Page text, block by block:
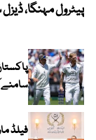
پیٹرول مہنگا،
سامنے
فیلڈ